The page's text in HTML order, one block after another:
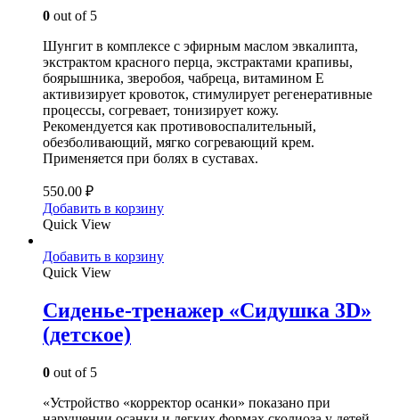
0 out of 5
Шунгит в комплексе с эфирным маслом эвкалипта,
экстрактом красного перца, экстрактами крапивы,
боярышника, зверобоя, чабреца, витамином Е
активизирует кровоток, стимулирует регенеративные
процессы, согревает, тонизирует кожу.
Рекомендуется как противовоспалительный,
обезболивающий, мягко согревающий крем.
Применяется при болях в суставах.
550.00 ₽
Добавить в корзину
Quick View
Добавить в корзину
Quick View
Сиденье-тренажер «Сидушка 3D»
(детское)
0 out of 5
«Устройство «корректор осанки» показано при